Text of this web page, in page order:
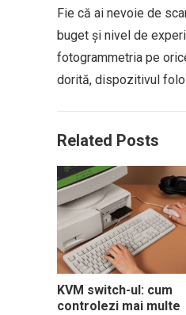
Fie că ai nevoie de
buget și nivel de
fotogrammetria pe
dorită, dispozitivul
Related Posts
KVM switch-ul: cum
controlezi mai multe